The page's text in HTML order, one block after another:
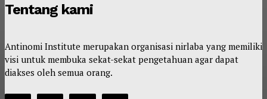
Tentang kami
Antinomi Institute merupakan organisasi nirlaba yang memiliki
visi untuk membuka sekat-sekat pengetahuan agar dapat
diakses oleh semua orang.